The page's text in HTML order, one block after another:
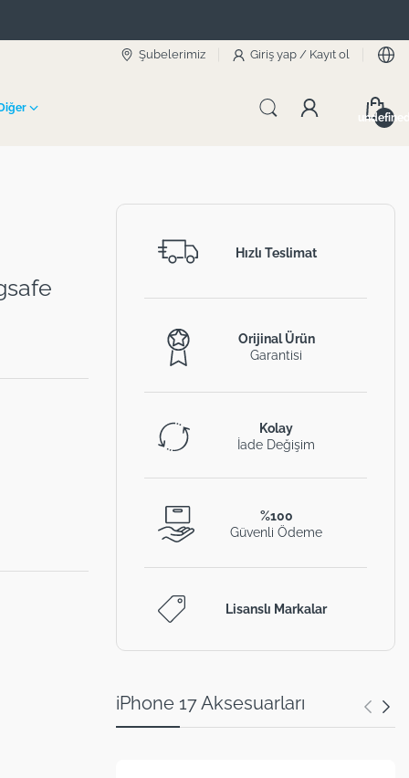
Şubelerimiz Giriş yap / Kayıt ol
Hızlı Teslimat
Orijinal Ürün
Garantisi
Kolay
İade Değişim
%100
Güvenli Ödeme
Lisanslı Markalar
iPhone 17 Aksesuarları